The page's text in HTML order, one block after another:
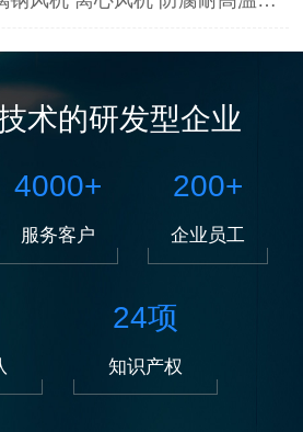
术的研发型企业
4000+
服务客户
200+
企业员工
24项
知识产权